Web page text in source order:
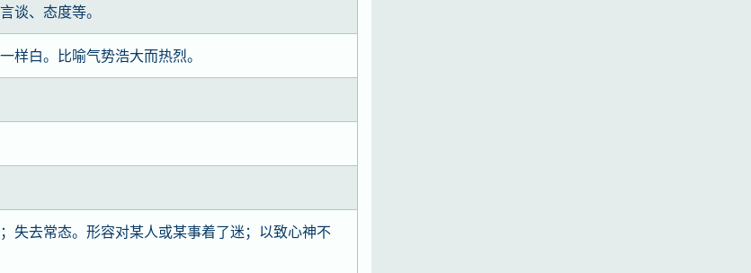
谈、态度等。
样白。比喻气势浩大而热烈。
失去常态。形容对某人或某事着了迷；以致心神不